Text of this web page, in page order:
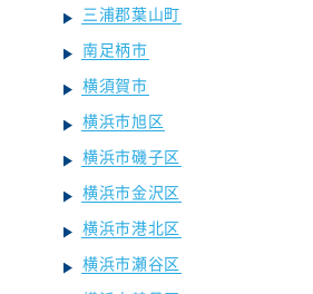
三浦郡葉山町
南足柄市
横須賀市
横浜市旭区
横浜市磯子区
横浜市金沢区
横浜市港北区
横浜市瀬谷区